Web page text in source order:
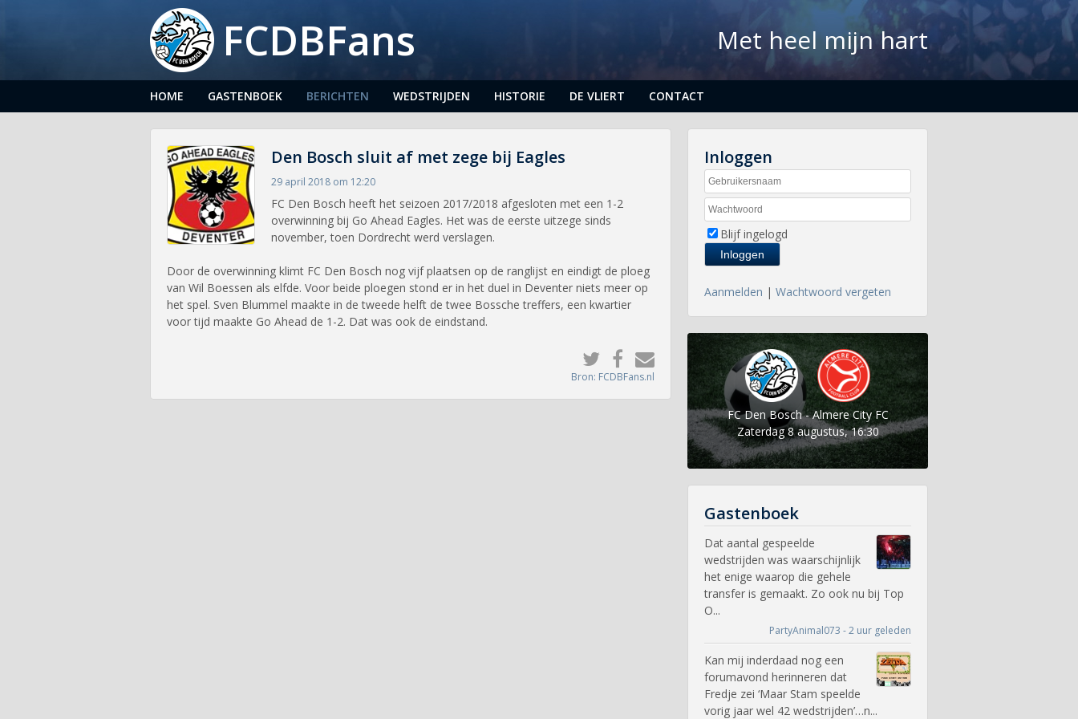
FCDBFans Met heel mijn hart
HOME GASTENBOEK BERICHTEN WEDSTRIJDEN HISTORIE DE VLIERT CONTACT
Den Bosch sluit af met zege bij Eagles
29 april 2018 om 12:20
FC Den Bosch heeft het seizoen 2017/2018 afgesloten met een 1-2
overwinning bij Go Ahead Eagles. Het was de eerste uitzege sinds
november, toen Dordrecht werd verslagen.
Door de overwinning klimt FC Den Bosch nog vijf plaatsen op de ranglijst en eindigt de ploeg
van Wil Boessen als elfde. Voor beide ploegen stond er in het duel in Deventer niets meer op
het spel. Sven Blummel maakte in de tweede helft de twee Bossche treffers, een kwartier
voor tijd maakte Go Ahead de 1-2. Dat was ook de eindstand.
Bron: FCDBFans.nl
Inloggen
Blijf ingelogd
Aanmelden | Wachtwoord vergeten
FC Den Bosch - Almere City FC
Zaterdag 8 augustus, 16:30
Gastenboek
Dat aantal gespeelde
wedstrijden was waarschijnlijk
het enige waarop die gehele
transfer is gemaakt. Zo ook nu bij Top
O...
PartyAnimal073 - 2 uur geleden
Kan mij inderdaad nog een
forumavond herinneren dat
Fredje zei ‘Maar Stam speelde
vorig jaar wel 42 wedstrijden’…n...